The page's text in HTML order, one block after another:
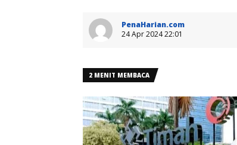
PenaHarian.com
24 Apr 2024 22:01
2 MENIT MEMBACA